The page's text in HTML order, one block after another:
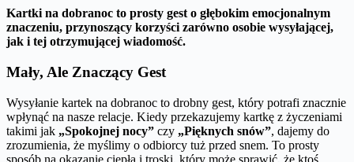
Kartki na dobranoc to prosty gest o głębokim emocjonalnym
znaczeniu, przynoszący korzyści zarówno osobie wysyłającej,
jak i tej otrzymującej wiadomość.
Mały, Ale Znaczący Gest
Wysyłanie kartek na dobranoc to drobny gest, który potrafi znacznie
wpłynąć na nasze relacje. Kiedy przekazujemy kartkę z życzeniami
takimi jak „Spokojnej nocy” czy „Pięknych snów”, dajemy do
zrozumienia, że myślimy o odbiorcy tuż przed snem. To prosty
sposób na okazanie ciepła i troski, który może sprawić, że ktoś